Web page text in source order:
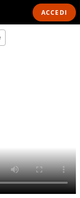
ACCEDI